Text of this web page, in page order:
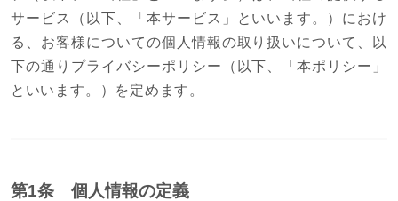
サービス（以下、「本サービス」といいます。）におけ
る、お客様についての個人情報の取り扱いについて、以
下の通りプライバシーポリシー（以下、「本ポリシー」
といいます。）を定めます。
第1条 個人情報の定義